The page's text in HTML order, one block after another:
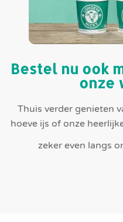
Bestel nu ook
onze
Thuis verder genieten
hoeve ijs of onze
zeker even langs